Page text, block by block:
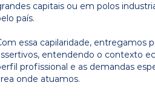
capitais ou em polos
país.
essa capilaridade, entregamos
entendendo o contexto
profissional e as demandas
onde atuamos.